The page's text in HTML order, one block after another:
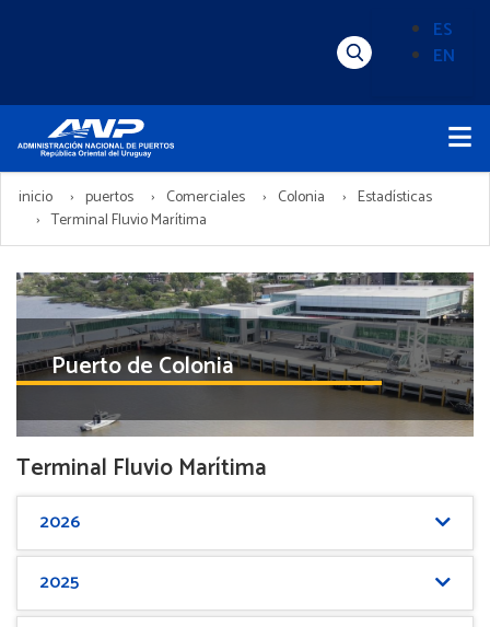
idioma
(Content)
ES
EN
Menú
Principal
inicio puertos Comerciales Colonia
Estadísticas
Terminal Fluvio Marítima
Puerto de Colonia
Terminal Fluvio Marítima
2026
2025